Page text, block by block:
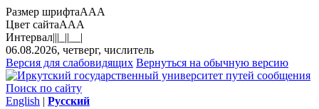
Размер шрифтаAAA
Цвет сайтаAAA
Интервал|||_||__|
06.08.2026, четверг, числитель
Версия для слабовидящих Вернуться на обычную версию
Поиск по сайту
English | Русский